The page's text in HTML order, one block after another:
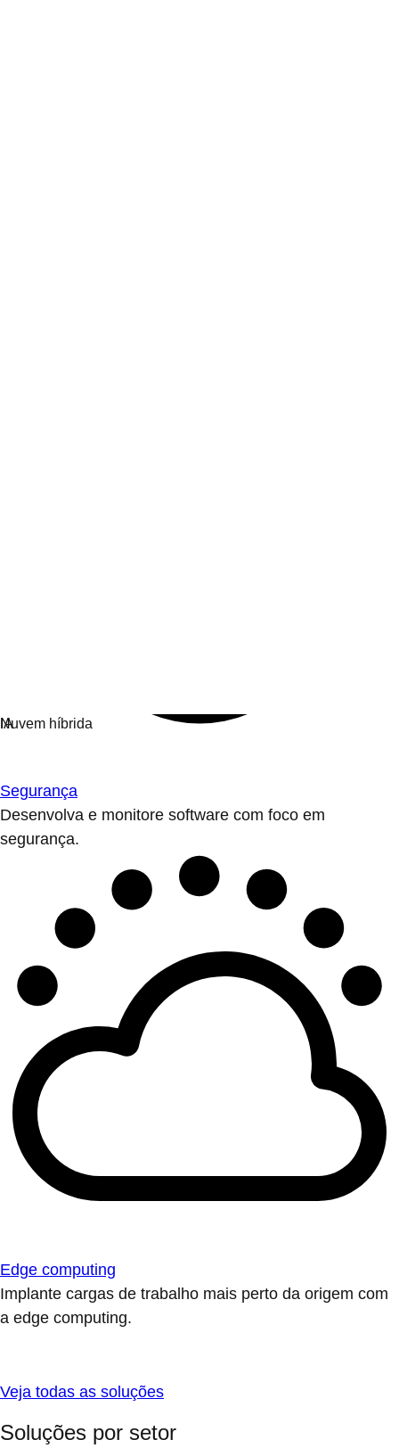
Segurança
Desenvolva e monitore software com foco em
segurança.
Edge computing
Implante cargas de trabalho mais perto da origem com
a edge computing.
Veja todas as soluções
Soluções por setor